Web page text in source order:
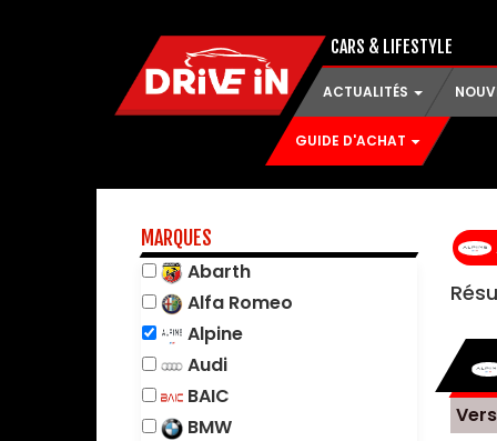
CARS & LIFESTYLE
ACTUALITÉS
GUIDE D'ACHAT
MARQUES
Abarth
Alfa Romeo
Alpine
Audi
BAIC
BMW